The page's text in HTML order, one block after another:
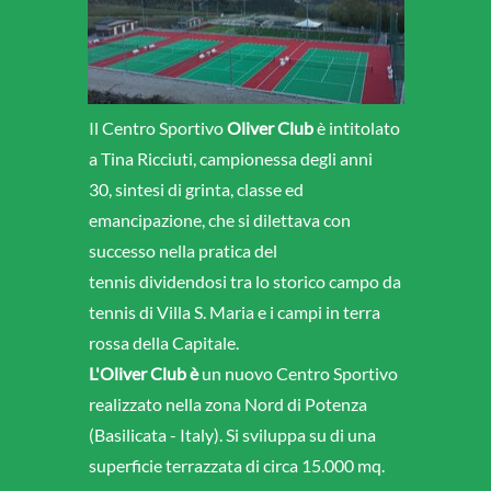
Il Centro SportivoOliver Clubè intitolato
a Tina Ricciuti, campionessa degli anni
30, sintesi di grinta, classe ed
emancipazione, che si dilettava con
successo nella pratica del
tennis dividendosi tra lo storico campo da
tennis di Villa S. Maria e i campi in terra
rossa della Capitale.
L'Oliver Club èun nuovo Centro Sportivo
realizzato nella zona Nord di Potenza
(Basilicata - Italy). Si sviluppa su di una
superficie terrazzata di circa 15.000 mq.